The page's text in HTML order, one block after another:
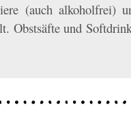
(auch alkoholfrei)
Obstsäfte und